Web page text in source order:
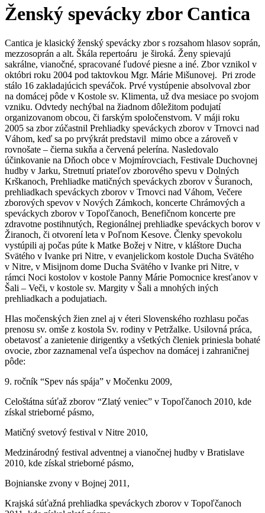
Ženský spevácky zbor Cantica
Cantica je klasický ženský spevácky zbor s rozsahom hlasov soprán,
mezzosoprán a alt. Škála repertoáru je široká. Ženy spievajú
sakrálne, vianočné, spracované ľudové piesne a iné. Zbor vznikol v
októbri roku 2004 pod taktovkou Mgr. Márie Mišunovej. Pri zrode
stálo 16 zakladajúcich speváčok. Prvé vystúpenie absolvoval zbor
na domácej pôde v Kostole sv. Klimenta, už dva mesiace po svojom
vzniku. Odvtedy nechýbal na žiadnom dôležitom podujatí
organizovanom obcou, či farským spoločenstvom. V máji roku
2005 sa zbor zúčastnil Prehliadky speváckych zborov v Trnovci nad
Váhom, keď sa po prvýkrát predstavil mimo obce a zároveň v
rovnošate – čierna sukňa a červená pelerína. Nasledovalo
účinkovanie na Dňoch obce v Mojmírovciach, Festivale Duchovnej
hudby v Jarku, Stretnutí priateľov zborového spevu v Dolných
Krškanoch, Prehliadke matičných speváckych zborov v Šuranoch,
prehliadkach speváckych zborov v Trnovci nad Váhom, Večere
zborových spevov v Nových Zámkoch, koncerte Chrámových a
speváckych zborov v Topoľčanoch, Benefičnom koncerte pre
zdravotne postihnutých, Regionálnej prehliadke speváckych borov v
Žiranoch, či otvorení leta v Poľnom Kesove. Členky spevokolu
vystúpili aj počas púte k Matke Božej v Nitre, v kláštore Ducha
Svätého v Ivanke pri Nitre, v evanjelickom kostole Ducha Svätého
v Nitre, v Misijnom dome Ducha Svätého v Ivanke pri Nitre, v
rámci Noci kostolov v kostole Panny Márie Pomocnice kresťanov v
Šali – Veči, v kostole sv. Margity v Šali a mnohých iných
prehliadkach a podujatiach.
Hlas močenských žien znel aj v éteri Slovenského rozhlasu počas
prenosu sv. omše z kostola Sv. rodiny v Petržalke. Usilovná práca,
obetavosť a zanietenie dirigentky a všetkých členiek priniesla bohaté
ovocie, zbor zaznamenal veľa úspechov na domácej i zahraničnej
pôde:
9. ročník “Spev nás spája” v Močenku 2009,
Celoštátna súťaž zborov “Zlatý veniec” v Topoľčanoch 2010, kde
získal strieborné pásmo,
Matičný svetový festival v Nitre 2010,
Medzinárodný festival adventnej a vianočnej hudby v Bratislave
2010, kde získal strieborné pásmo,
Bojnianske zvony v Bojnej 2011,
Krajská súťažná prehliadka speváckych zborov v Topoľčanoch